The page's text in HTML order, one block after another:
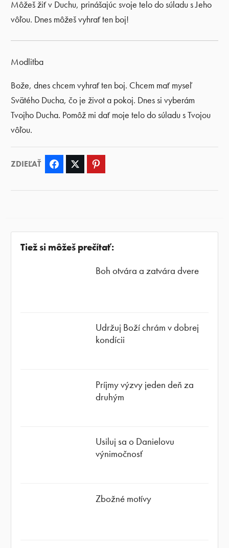
Môžeš žiť v Duchu, prinášajúc svoje telo do súladu s Jeho
vôľou. Dnes môžeš vyhrať ten boj!
Modlitba
Bože, dnes chcem vyhrať ten boj. Chcem mať myseľ
Svätého Ducha, čo je život a pokoj. Dnes si vyberám
Tvojho Ducha. Pomôž mi dať moje telo do súladu s Tvojou
vôľou.
ZDIEĽAŤ Facebook Twitter
Tiež si môžeš prečítať:
Boh otvára a zatvára dvere
Udržuj Boží chrám v dobrej
kondícii
Príjmy výzvy jeden deň za
druhým
Usiluj sa o Danielovu
výnimočnosť
Zbožné motívy